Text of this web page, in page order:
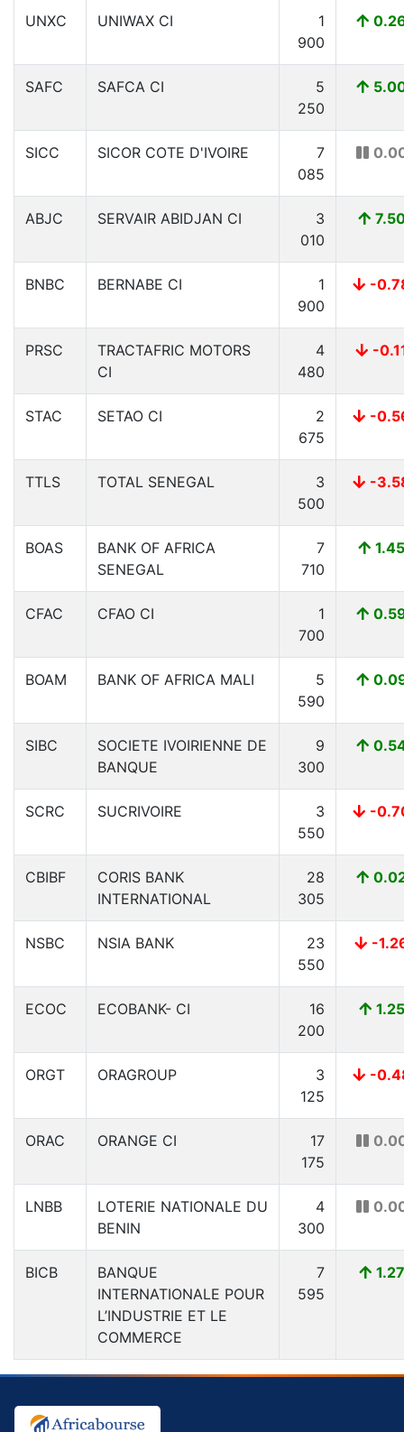
UNXC UNIWAX CI
1
900
SAFC SAFCA CI
5
250
SICC SICOR COTE D'IVOIRE
7
085
ABJC SERVAIR ABIDJAN CI
3
010
BNBC BERNABE CI
1
900
-
PRSC
TRACTAFRIC MOTORS
CI
4
480
-
STAC SETAO CI
2
675
-
TTLS TOTAL SENEGAL
3
500
-
BOAS
BANK OF AFRICA
SENEGAL
7
710
1.45
CFAC CFAO CI
1
700
BOAM BANK OF AFRICA MALI
5
590
SIBC
SOCIETE IVOIRIENNE DE
BANQUE
9
300
SCRC SUCRIVOIRE
3
550
-
CBIBF
CORIS BANK
INTERNATIONAL
28
305
NSBC NSIA BANK
23
550
-
ECOC ECOBANK- CI
16
200
1.25
ORGT ORAGROUP
3
125
-
ORAC ORANGE CI
17
175
LNBB
LOTERIE NATIONALE DU
BENIN
4
300
BICB
BANQUE
INTERNATIONALE POUR
L’INDUSTRIE ET LE
COMMERCE
7
595
1.27